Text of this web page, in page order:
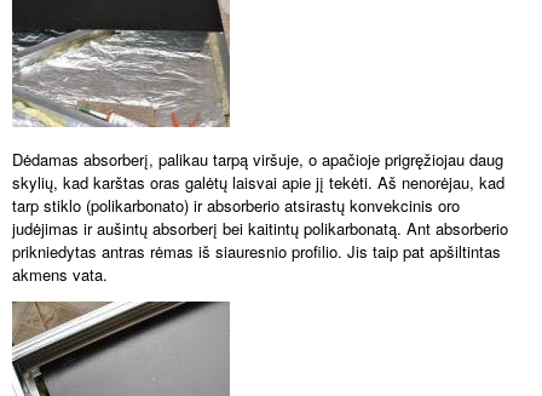
Dėdamas absorberį, palikau tarpą viršuje, o apačioje prigręžiojau daug
skylių, kad karštas oras galėtų laisvai apie jį tekėti. Aš nenorėjau, kad
tarp stiklo (polikarbonato) ir absorberio atsirastų konvekcinis oro
judėjimas ir aušintų absorberį bei kaitintų polikarbonatą. Ant absorberio
prikniedytas antras rėmas iš siauresnio profilio. Jis taip pat apšiltintas
akmens vata.